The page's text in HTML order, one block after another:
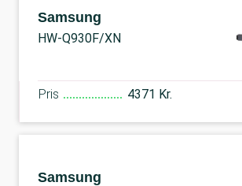
Samsung
HW-Q930F/XN
Pris 4371 Kr.
Samsung